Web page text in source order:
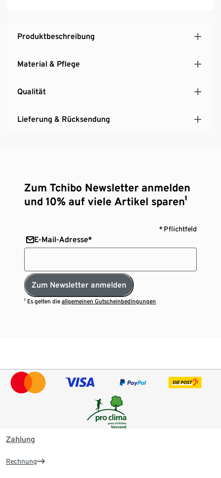
Produktbeschreibung
Material & Pflege
Qualität
Lieferung & Rücksendung
Zum Tchibo Newsletter anmelden
und 10% auf viele Artikel sparen¹
* Pflichtfeld
E-Mail-Adresse*
Zum Newsletter anmelden
¹ Es gelten dieallgemeinen Gutscheinbedingungen
Zahlung
Rechnung